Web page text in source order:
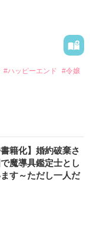
ールの命を救
ゃうの…」
無事な生活を脅か
も、必要以上に深
まうのはどうし
に乗り越えていく
#ハッピーエンド #令嬢
ラ（5歳）。魔
戦争から帰還し
！　「氷の宰相」
りたいライラは、
トな動物の声が聞
いデザートの特産
のまにか大活
むきで愛らしい
公女の愛されフ
籍化】婚約破棄さ
魔導具鑑定士とし
す～ただし一人だ